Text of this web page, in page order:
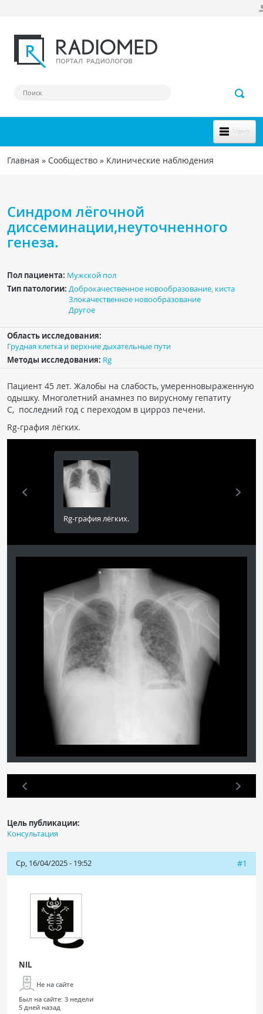
Меню
НОВОЕ НА САЙТЕ
Форум
Наш сборник ссылок
Чат RADIOMED
ОБРАЗОВАНИЕ
Интерактивные задания
Презентации
Видео
Журнал "Лучевая диагностика и терапия"
КНИЖНЫЙ МАГАЗИН
Где пройти обследование
Компьютерная томография (КТ)
Магнитно-резонансная томография (МРТ)
Спросить врача
Вы здесь
Главная » Сообщество » Клинические наблюдения
Синдром лёгочной
диссеминации,неуточненного
генеза.
Пол пациента: Мужской пол
Тип патологии: Доброкачественное новообразование, киста
Злокачественное новообразование
Другое
Область исследования:
Грудная клетка и верхние дыхательные пути
Методы исследования: Rg
Пациент 45 лет. Жалобы на слабость, умеренновыраженную
одышку. Многолетний анамнез по вирусному гепатиту
С, последний год с переходом в цирроз печени.
Rg-графия лёгких.
Rg-графия лёгких.
Цель публикации:
Консультация
Ср, 16/04/2025 - 19:52 #1
NIL
Не на сайте
Был на сайте: 3 недели
5 дней назад